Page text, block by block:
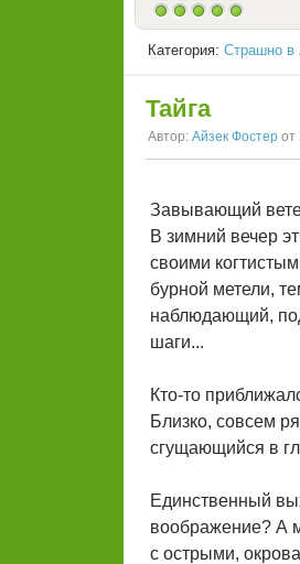
Категория: Страшно в
Тайга
Автор: Айзек Фостер от
Завывающий
В зимний вечер
своими
бурной метели,
наблюдающий,
шаги...
Кто-то
Близко, совсем
сгущающийся в
Единственный
воображение? А
с острыми,